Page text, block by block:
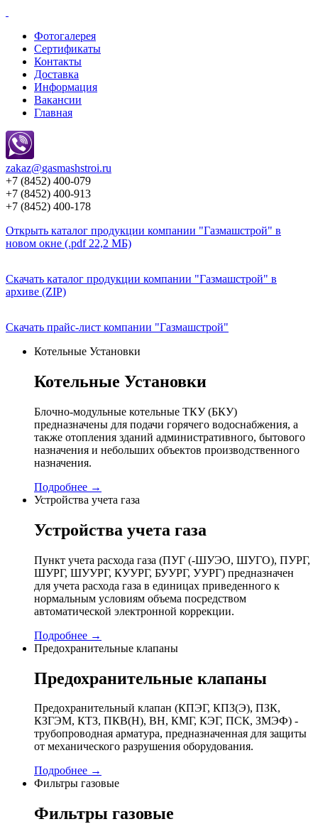
Фотогалерея
Сертификаты
Контакты
Доставка
Информация
Вакансии
Главная
zakaz@gasmashstroi.ru
+7 (8452) 400-079
+7 (8452) 400-913
+7 (8452) 400-178
Открыть каталог продукции компании "Газмашстрой" в
новом окне (.pdf 22,2 МБ)
Скачать каталог продукции компании "Газмашстрой" в
архиве (ZIP)
Скачать прайс-лист компании "Газмашстрой"
Котельные Установки
Котельные Установки
Блочно-модульные котельные ТКУ (БКУ)
предназначены для подачи горячего водоснабжения, а
также отопления зданий административного, бытового
назначения и небольших объектов производственного
назначения.
Подробнее →
Устройства учета газа
Устройства учета газа
Пункт учета расхода газа (ПУГ (-ШУЭО, ШУГО), ПУРГ,
ШУРГ, ШУУРГ, КУУРГ, БУУРГ, УУРГ) предназначен
для учета расхода газа в единицах приведенного к
нормальным условиям объема посредством
автоматической электронной коррекции.
Подробнее →
Предохранительные клапаны
Предохранительные клапаны
Предохранительный клапан (КПЭГ, КПЗ(Э), ПЗК,
КЗГЭМ, КТЗ, ПКВ(Н), ВН, КМГ, КЭГ, ПСК, ЗМЭФ) -
трубопроводная арматура, предназначенная для защиты
от механического разрушения оборудования.
Подробнее →
Фильтры газовые
Фильтры газовые